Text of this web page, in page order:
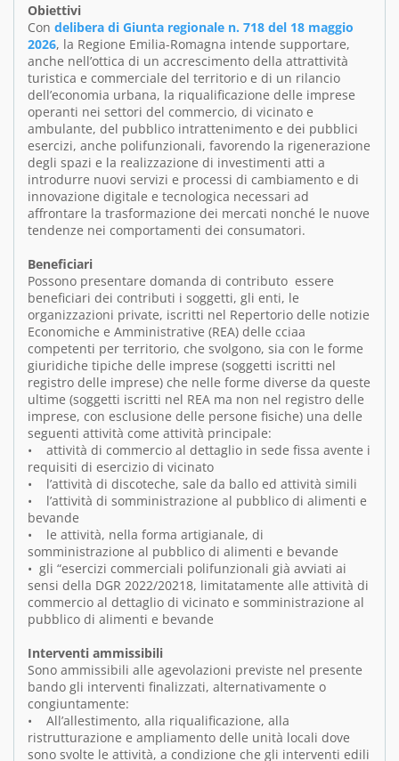
Obiettivi
Con delibera di Giunta regionale n. 718 del 18 maggio
2026, la Regione Emilia-Romagna intende supportare,
anche nell’ottica di un accrescimento della attrattività
turistica e commerciale del territorio e di un rilancio
dell’economia urbana, la riqualificazione delle imprese
operanti nei settori del commercio, di vicinato e
ambulante, del pubblico intrattenimento e dei pubblici
esercizi, anche polifunzionali, favorendo la rigenerazione
degli spazi e la realizzazione di investimenti atti a
introdurre nuovi servizi e processi di cambiamento e di
innovazione digitale e tecnologica necessari ad
affrontare la trasformazione dei mercati nonché le nuove
tendenze nei comportamenti dei consumatori.
Beneficiari
Possono presentare domanda di contributo essere
beneficiari dei contributi i soggetti, gli enti, le
organizzazioni private, iscritti nel Repertorio delle notizie
Economiche e Amministrative (REA) delle cciaa
competenti per territorio, che svolgono, sia con le forme
giuridiche tipiche delle imprese (soggetti iscritti nel
registro delle imprese) che nelle forme diverse da queste
ultime (soggetti iscritti nel REA ma non nel registro delle
imprese, con esclusione delle persone fisiche) una delle
seguenti attività come attività principale:
• attività di commercio al dettaglio in sede fissa avente i
requisiti di esercizio di vicinato
• l’attività di discoteche, sale da ballo ed attività simili
• l’attività di somministrazione al pubblico di alimenti e
bevande
• le attività, nella forma artigianale, di
somministrazione al pubblico di alimenti e bevande
• gli “esercizi commerciali polifunzionali già avviati ai
sensi della DGR 2022/20218, limitatamente alle attività di
commercio al dettaglio di vicinato e somministrazione al
pubblico di alimenti e bevande
Interventi ammissibili
Sono ammissibili alle agevolazioni previste nel presente
bando gli interventi finalizzati, alternativamente o
congiuntamente:
• All’allestimento, alla riqualificazione, alla
ristrutturazione e ampliamento delle unità locali dove
sono svolte le attività, a condizione che gli interventi edili